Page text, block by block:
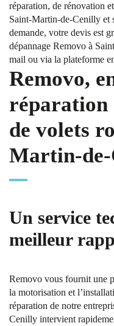
réparation, de rénovation
Saint-Martin-de-Cenilly et
demande, votre devis est
dépannage Removo à
mail ou via la plateforme
Removo,
réparation
de volets
Martin-
Un service
meilleur
Removo vous fournit une
la motorisation et
réparation de notre
Cenilly intervient